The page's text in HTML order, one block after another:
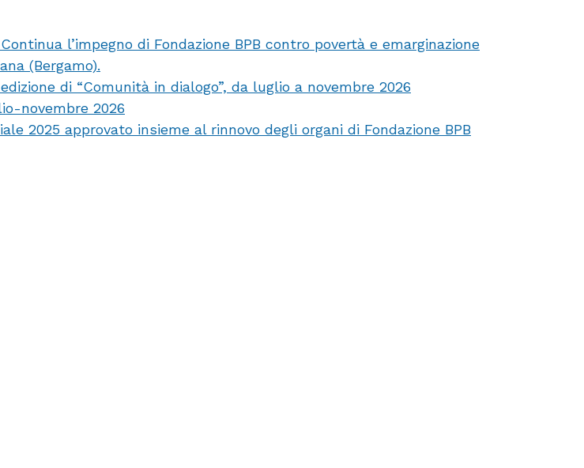
l’impegno di Fondazione BPB contro povertà e emarginazione
(Bergamo).
di “Comunità in dialogo”, da luglio a novembre 2026
novembre 2026
2025 approvato insieme al rinnovo degli organi di Fondazione BPB